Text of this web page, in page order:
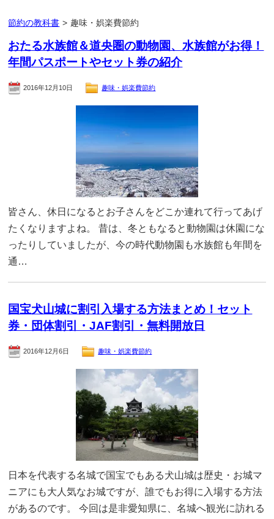
節約の教科書 > 趣味・娯楽費節約
おたる水族館＆道央圏の動物園、水族館がお得！
年間パスポートやセット券の紹介
2016年12月10日 趣味・娯楽費節約
皆さん、休日になるとお子さんをどこか連れて行ってあげ
たくなりますよね。 昔は、冬ともなると動物園は休園にな
ったりしていましたが、今の時代動物園も水族館も年間を
通…
国宝犬山城に割引入場する方法まとめ！セット
券・団体割引・JAF割引・無料開放日
2016年12月6日 趣味・娯楽費節約
日本を代表する名城で国宝でもある犬山城は歴史・お城マ
ニアにも大人気なお城ですが、誰でもお得に入場する方法
があるのです。 今回は是非愛知県に、名城へ観光に訪れる